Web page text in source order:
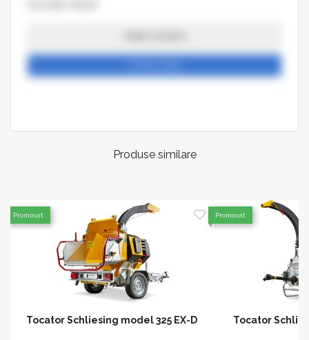
Produse similare
Tocator Schliesing model 325 EX-D
Promovat
Tocator
Promovat